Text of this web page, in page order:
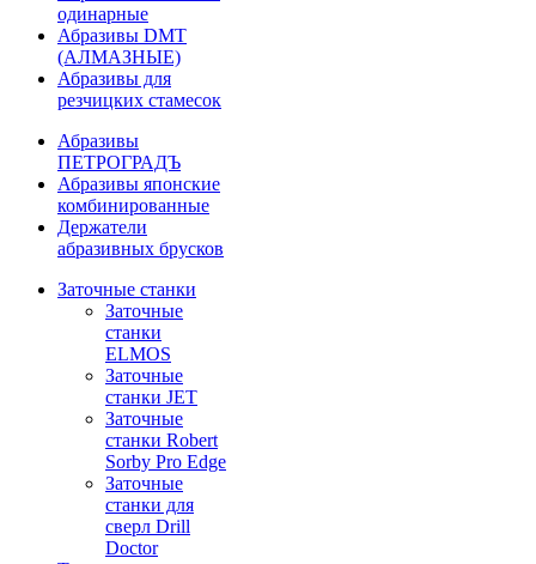
одинарные
Абразивы DMT
(АЛМАЗНЫЕ)
Абразивы для
резчицких стамесок
Абразивы
ПЕТРОГРАДЪ
Абразивы японские
комбинированные
Держатели
абразивных брусков
Заточные станки
Заточные
станки
ELMOS
Заточные
станки JET
Заточные
станки Robert
Sorby Pro Edge
Заточные
станки для
сверл Drill
Doctor